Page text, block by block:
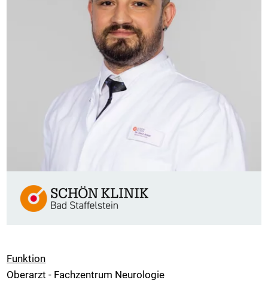
Funktion
Oberarzt - Fachzentrum Neurologie